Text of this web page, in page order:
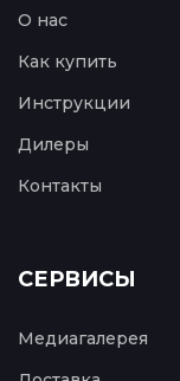
О нас
Как купить
Инструкции
Дилеры
Контакты
СЕРВИСЫ
Медиагалерея